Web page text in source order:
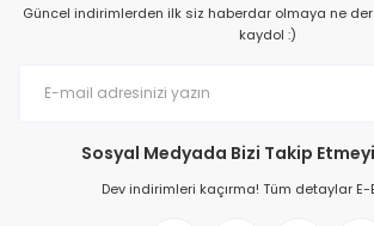
Güncel indirimlerden ilk siz haberdar olmaya ne
kaydol :)
Sosyal Medyada Bizi Takip
Dev indirimleri kaçırma! Tüm detaylar E-